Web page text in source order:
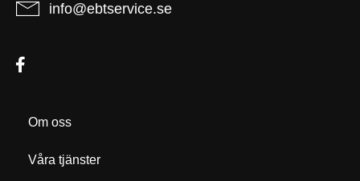
info@ebtservice.se
Om oss
Våra tjänster